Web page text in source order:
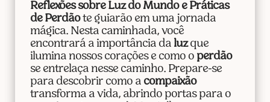
Reflexões sobre Luz do Mundo e Práticas
de Perdãote guiarão em uma jornada
mágica. Nesta caminhada, você
encontrará a importância da luzque
ilumina nossos corações e como o perdão
se entrelaça nesse caminho. Prepare-se
para descobrir como a compaixão
transforma a vida, abrindo portas para o